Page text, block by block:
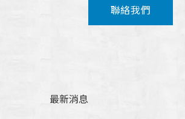
最新消息
聯絡我們